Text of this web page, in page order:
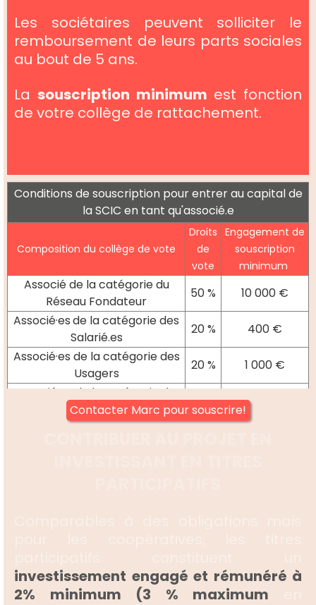
Les sociétaires peuvent solliciter le
remboursement de leurs parts sociales
au bout de 5 ans.
La souscription minimum est fonction
de votre collège de rattachement.
Conditions de souscription pour entrer au capital de
la SCIC en tant qu'associé.e
Composition du collège de vote
Droits
de
vote
Engagement de
souscription
minimum
Associé de la catégorie du
Réseau Fondateur
50 %
10 000 €
Associé·esde la catégorie des
Salarié.es
20 %
400 €
Associé·es de la catégorie des
Usagers
20 %
1 000 €
Associé·es de la catégorie des
Entreprises de l'ESS et des
Entreprises Locales
10 % 2 000 €
Contacter Marc pour souscrire!
investissement engagé et rémunéré à
2% minimum (3 % maximum